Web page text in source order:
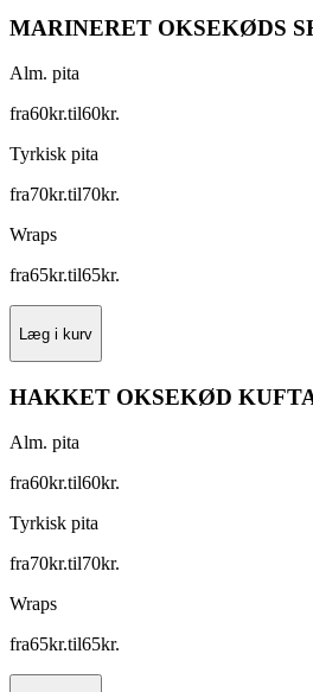
MARINERET OKSEKØDS
Alm. pita
fra60kr.til60kr.
Tyrkisk pita
fra70kr.til70kr.
Wraps
fra65kr.til65kr.
Læg i kurv
HAKKET OKSEKØD KUFTA
Alm. pita
fra60kr.til60kr.
Tyrkisk pita
fra70kr.til70kr.
Wraps
fra65kr.til65kr.